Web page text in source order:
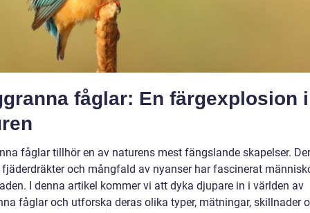
fåglar: En färgexplosion i
fåglar tillhör en av naturens mest fängslande skapelser.
och mångfald av nyanser har fascinerat
I denna artikel kommer vi att dyka djupare in i världen av
fåglar och utforska deras olika typer, mätningar, skillnader